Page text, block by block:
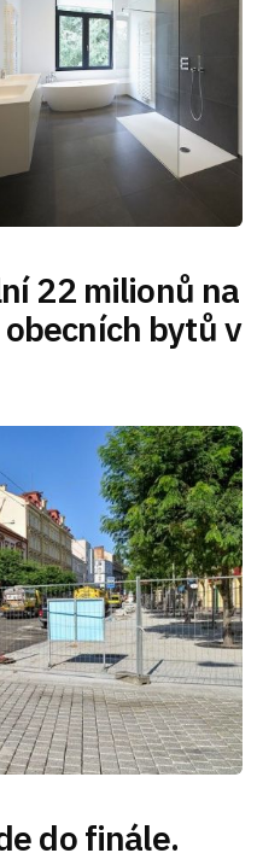
22 milionů na
bytů v
do finále.